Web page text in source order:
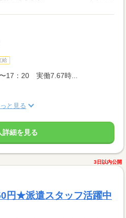
給
17：20 実働7.67時...
と見る
詳細を見る
3日以内公開
円★派遣スタッフ活躍中